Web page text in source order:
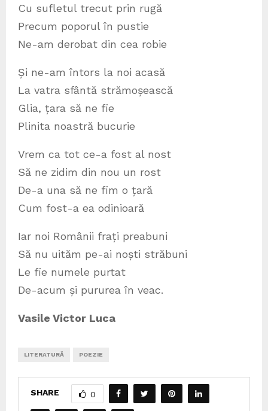
Cu sufletul trecut prin rugă
Precum poporul în pustie
Ne-am derobat din cea robie
Și ne-am întors la noi acasă
La vatra sfântă strămoșească
Glia, țara să ne fie
Plinita noastră bucurie
Vrem ca tot ce-a fost al nost
Să ne zidim din nou un rost
De-a una să ne fim o țară
Cum fost-a ea odinioară
Iar noi Românii frați preabuni
Să nu uităm pe-ai noști străbuni
Le fie numele purtat
De-acum și pururea în veac.
Vasile Victor Luca
LITERATURĂ POEZIE
SHARE 0